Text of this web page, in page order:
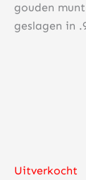
gouden
geslagen in
Uitverkocht